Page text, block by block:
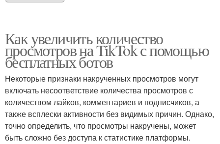
Как увеличить количество
просмотров на TikTok с помощью
бесплатных ботов
Некоторые признаки накрученных просмотров могут
включать несоответствие количества просмотров с
количеством лайков, комментариев и подписчиков, а
также всплески активности без видимых причин. Однако,
точно определить, что просмотры накручены, может
быть сложно без доступа к статистике платформы.